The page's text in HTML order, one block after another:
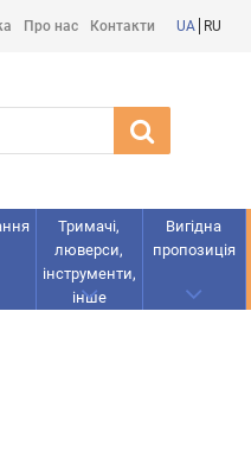
Про нас Контакти UA RU
Тримачі,
люверси,
інструменти,
інше
Вигідна
пропозиція